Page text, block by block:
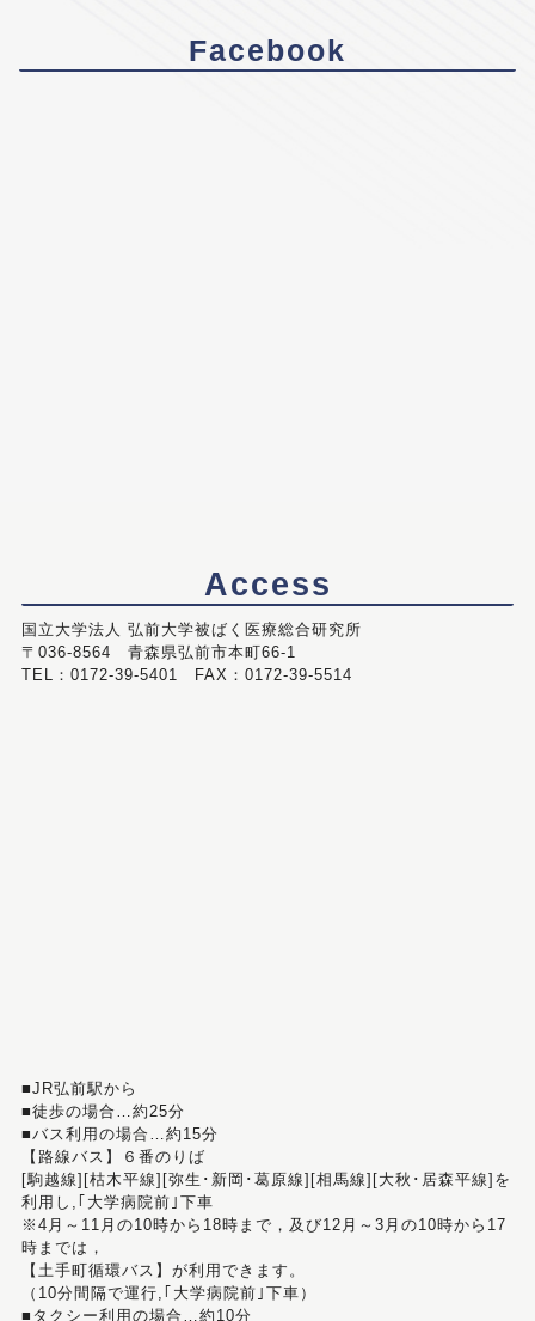
Facebook
Access
国立大学法人 弘前大学被ばく医療総合研究所
〒036-8564 青森県弘前市本町66-1
TEL：0172-39-5401 FAX：0172-39-5514
■JR弘前駅から
■徒歩の場合…約25分
■バス利用の場合…約15分
【路線バス】６番のりば
[駒越線][枯木平線][弥生･新岡･葛原線][相馬線][大秋･居森平線]を
利用し,｢大学病院前｣下車
※4月～11月の10時から18時まで，及び12月～3月の10時から17
時までは，
【土手町循環バス】が利用できます。
（10分間隔で運行,｢大学病院前｣下車）
■タクシー利用の場合…約10分